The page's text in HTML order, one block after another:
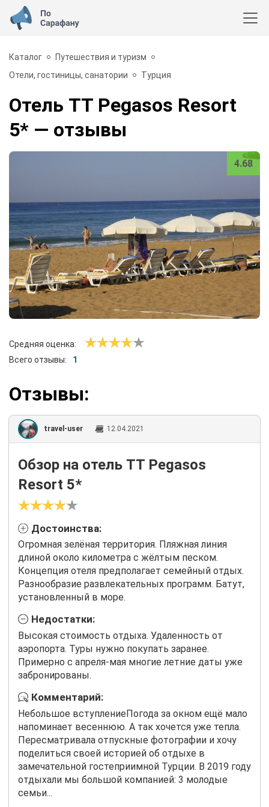
Каталог
Путешествия и туризм
Отели, гостиницы, санатории
Турция
Отель TT Pegasos Resort
5* — отзывы
4.68
Средняя оценка:
Всего отзывы:
1
Отзывы:
travel-user 12.04.2021
Обзор на отель TT Pegasos
Resort 5*
Достоинства:
Огромная зелёная территория. Пляжная линия
длиной около километра с жёлтым песком.
Концепция отеля предполагает семейный отдых.
Разнообразие развлекательных программ. Батут,
установленный в море.
Недостатки:
Высокая стоимость отдыха. Удаленность от
аэропорта. Туры нужно покупать заранее.
Примерно с апреля-мая многие летние даты уже
забронированы.
Комментарий:
Небольшое вступлениеПогода за окном ещё мало
напоминает весеннюю. А так хочется уже тепла.
Пересматривала отпускные фотографии и хочу
поделиться своей историей об отдыхе в
замечательной гостеприимной Турции. В 2019 году
отдыхали мы большой компанией: 3 молодые
семьи...